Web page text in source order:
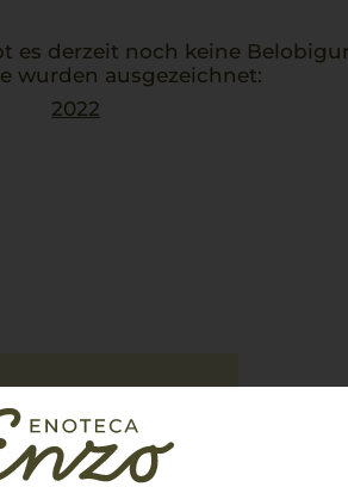
es derzeit noch keine
wurden ausgezeichnet:
2022